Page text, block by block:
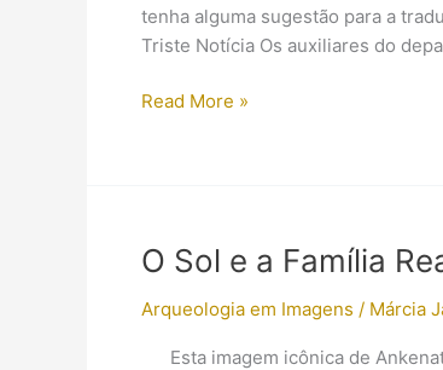
tenha alguma sugestão para a
Triste Notícia Os auxiliares do
Triste
Hawass
Read More »
O Sol e a Família
Arqueologia em Imagens / Márcia
Esta imagem icônica de